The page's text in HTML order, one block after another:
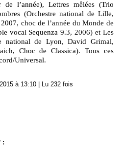
l’année), Lettres mêlées (Trio
(Orchestre national de Lille,
choc de l’année du Monde de
vocal Sequenza 9.3, 2006) et Les
national de Lyon, David Grimal,
Choc de Classica). Tous ces
Universal.
à 13:10 | Lu 232 fois
: